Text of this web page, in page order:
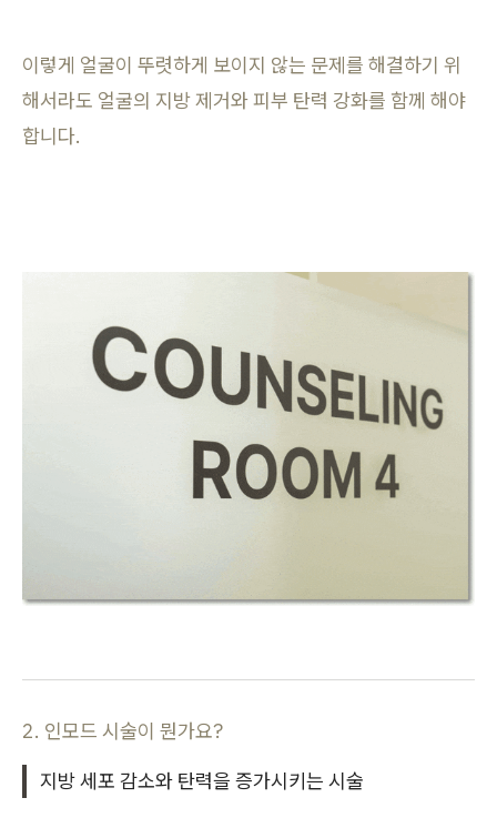
이렇게 얼굴이 뚜렷하게 보이지 않는 문제를 해결하기 위
해서라도 얼굴의 지방 제거와 피부 탄력 강화를 함께 해야
합니다.
2. 인모드 시술이 뭔가요?
지방 세포 감소와 탄력을 증가시키는 시술